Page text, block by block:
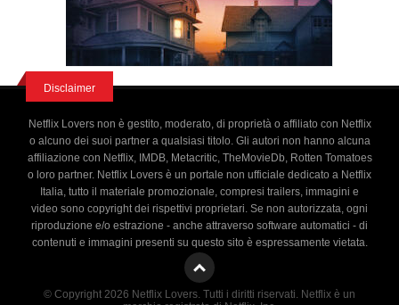
Disclaimer
Netflix Lovers non è gestito, moderato, di proprietà o affiliato con Netflix
o alcuno dei suoi partner a qualsiasi titolo. Gli autori non hanno alcuna
affiliazione con Netflix, IMDB, Metacritic, TheMovieDb, Rotten Tomatoes
o loro partner. Netflix Lovers è un portale non ufficiale dedicato a Netflix
Italia, tutto il materiale promozionale, compresi trailers, immagini e
video sono copyright dei rispettivi proprietari. Se non autorizzata, ogni
riproduzione e/o estrazione - anche attraverso software automatici - di
contenuti e immagini presenti su questo sito è espressamente vietata.
© Copyright 2026 Netflix Lovers. Tutti i diritti riservati. Netflix è un